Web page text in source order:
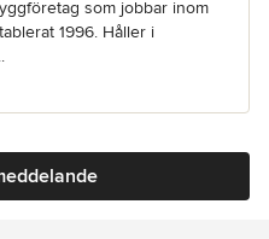
som jobbar inom
1996. Håller i